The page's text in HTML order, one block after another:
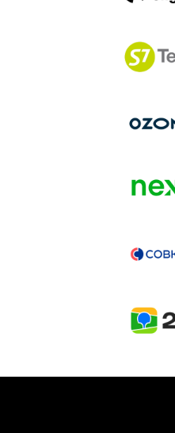
CONVERSATIONS